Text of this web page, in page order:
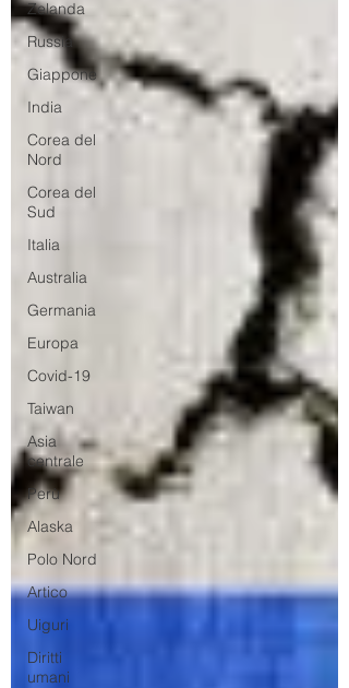
Zelanda
Russia
Giappone
India
Corea del
Nord
Corea del
Sud
Italia
Australia
Germania
Europa
Covid-19
Taiwan
Asia
centrale
Perù
Alaska
Polo Nord
Artico
Uiguri
Diritti
umani